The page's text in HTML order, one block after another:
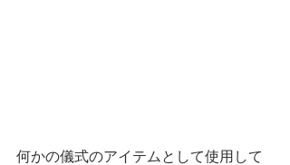
何かの儀式のアイテムとして使用して